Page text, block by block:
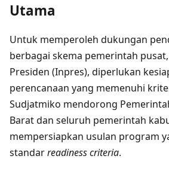
Utama
Untuk memperoleh dukungan
berbagai skema pemerintah
Presiden (Inpres), diperlukan
perencanaan yang memenuhi
Sudjatmiko mendorong
Barat dan seluruh pemerintah
mempersiapkan usulan program
standarreadiness criteria.